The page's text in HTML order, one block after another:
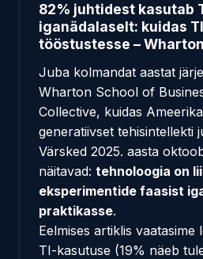
82% juhtidest kasutab
iganädalaselt: kuidas
tööstustesse –
Juba kolmandat aastat
Wharton School of
Collective, kuidas
generatiivset tehisintellekti
Värsked 2025. aasta
näitavad: tehnoloogia on
eksperimentide faasist
praktikasse.
Eelmises artiklis vaatasime
TI-kasutuse (19% näeb